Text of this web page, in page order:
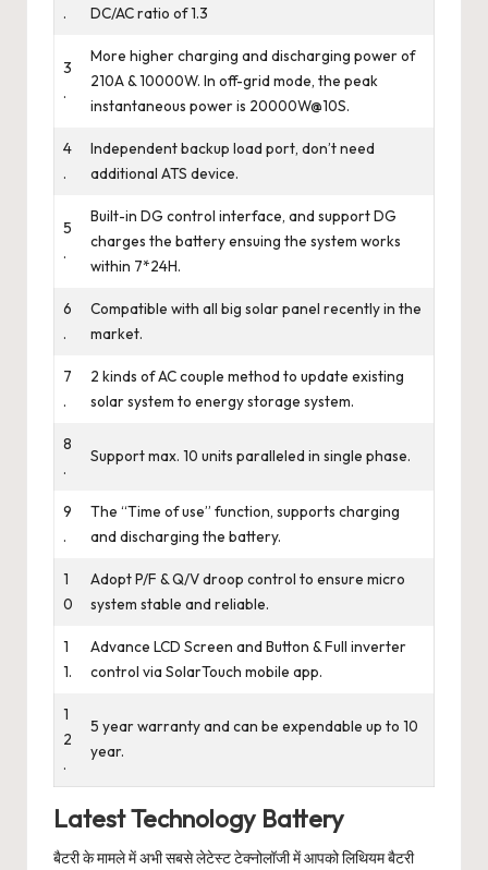
.
DC/AC ratio of 1.3
3
.
More higher charging and discharging power of
210A & 10000W. In off-grid mode, the peak
instantaneous power is 20000W@10S.
4
.
Independent backup load port, don’t need
additional ATS device.
5
.
Built-in DG control interface, and support DG
charges the battery ensuing the system works
within 7*24H.
6
.
Compatible with all big solar panel recently in the
market.
7
.
2 kinds of AC couple method to update existing
solar system to energy storage system.
8
.
Support max. 10 units paralleled in single phase.
9
.
The “Time of use” function, supports charging
and discharging the battery.
1
0
Adopt P/F & Q/V droop control to ensure micro
system stable and reliable.
1
1.
Advance LCD Screen and Button & Full inverter
control via SolarTouch mobile app.
1
2
.
5 year warranty and can be expendable up to 10
year.
Latest Technology Battery
बैटरी के मामले में अभी सबसे लेटेस्ट टेक्नोलॉजी में आपको लिथियम बैटरी